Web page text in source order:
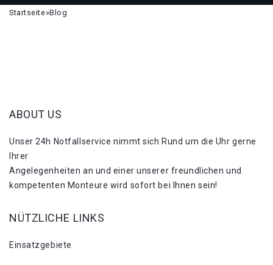
Startseite»Blog
ABOUT US
Unser 24h Notfallservice nimmt sich Rund um die Uhr gerne
Ihrer
Angelegenheiten an und einer unserer freundlichen und
kompetenten Monteure wird sofort bei Ihnen sein!
NÜTZLICHE LINKS
Einsatzgebiete